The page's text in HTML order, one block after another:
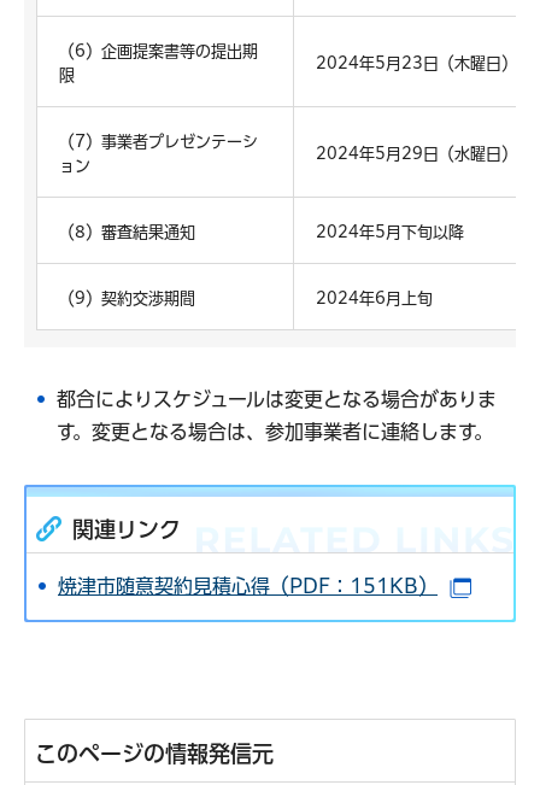
（6）企画提案書等の提出期
限
2024年5月23日（木曜日）午
（7）事業者プレゼンテーシ
ョン
2024年5月29日（水曜日）予
（8）審査結果通知 2024年5月下旬以降
（9）契約交渉期間 2024年6月上旬
都合によりスケジュールは変更となる場合がありま
す。変更となる場合は、参加事業者に連絡します。
関連リンク
焼津市随意契約見積心得（PDF：151KB）
このページの情報発信元